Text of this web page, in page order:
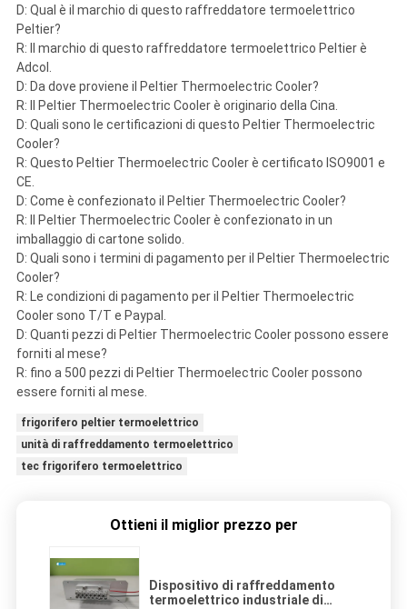
D: Qual è il marchio di questo raffreddatore termoelettrico
Peltier?
R: Il marchio di questo raffreddatore termoelettrico Peltier è
Adcol.
D: Da dove proviene il Peltier Thermoelectric Cooler?
R: Il Peltier Thermoelectric Cooler è originario della Cina.
D: Quali sono le certificazioni di questo Peltier Thermoelectric
Cooler?
R: Questo Peltier Thermoelectric Cooler è certificato ISO9001 e
CE.
D: Come è confezionato il Peltier Thermoelectric Cooler?
R: Il Peltier Thermoelectric Cooler è confezionato in un
imballaggio di cartone solido.
D: Quali sono i termini di pagamento per il Peltier Thermoelectric
Cooler?
R: Le condizioni di pagamento per il Peltier Thermoelectric
Cooler sono T/T e Paypal.
D: Quanti pezzi di Peltier Thermoelectric Cooler possono essere
forniti al mese?
R: fino a 500 pezzi di Peltier Thermoelectric Cooler possono
essere forniti al mese.
frigorifero peltier termoelettrico
unità di raffreddamento termoelettrico
tec frigorifero termoelettrico
Ottieni il miglior prezzo per
Dispositivo di raffreddamento
termoelettrico industriale di